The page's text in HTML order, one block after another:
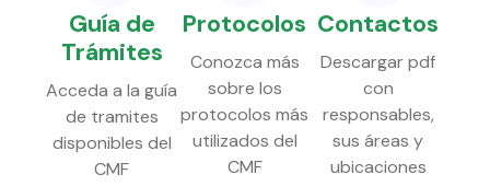
Guía de
Trámites
Acceda a la guía
de tramites
disponibles del
CMF
Protocolos
Conozca más
sobre los
protocolos más
utilizados del
CMF
Contactos
Descargar pdf
con
responsables,
sus áreas y
ubicaciones